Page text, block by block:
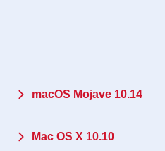
macOS Mojave 10.14
Mac OS X 10.10